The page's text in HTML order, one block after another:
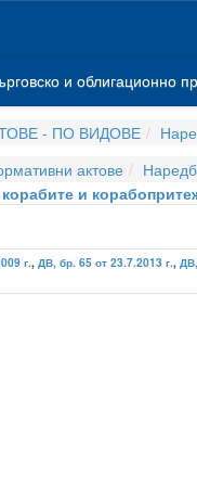
и облигационно
- ПО ВИДОВЕ
актове
и
г., ДВ, бр. 65 от 23.7.2013 г.,